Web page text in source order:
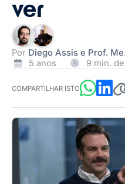
ver
Por Diego Assis e Prof.
5 anos
9 min.
COMPARTILHAR ISTO